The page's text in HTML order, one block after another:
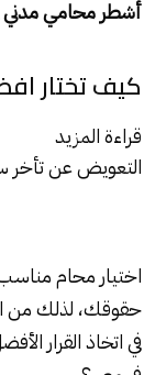
أشطر محامي مدني
كيف تختار
قراءة المزيد
التعويض عن تأخر
اختيار محام
حقوقك، لذلك من
في اتخاذ القرار